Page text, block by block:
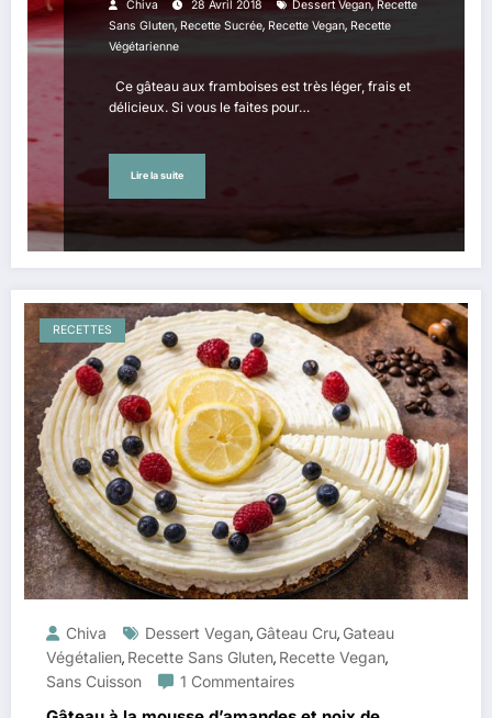
Chiva 28 Avril 2018 Dessert Vegan Recette
Sans Gluten, Recette Sucrée, Recette Vegan, Recette
Végétarienne
Ce gâteau aux framboises est très léger, frais et
délicieux. Si vous le faites pour…
Lire la suite
RECETTES
Chiva Dessert Vegan, Gâteau Cru, Gateau
Végétalien, Recette Sans Gluten, Recette Vegan,
Sans Cuisson
1 Commentaires